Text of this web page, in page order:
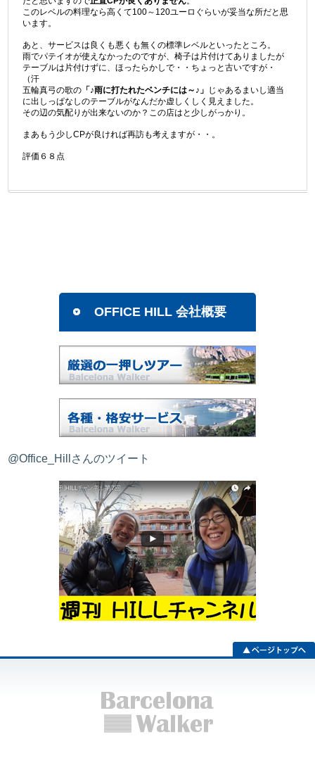
このレベルの料理なら高くて100～120ユーロぐらいが妥当な所だと思
います。
あと、サービスは良くも悪くも無くの標準レベルといったところ。
雨でパテイオが使えなかったのですが、椅子は片付けてありましたが
テーブルは片付けずに、ほったらかしで・・ちょっと古いですが・
（汗
五輪真弓の歌の 「♪雨に打たれたベンチには～♪」 じゃあるまいし適当
に出しっぱなしのテーブルがなんだか虚しくしく見えました。
その辺の気配りが出来ないのか？この店はと少しがっかり。
まあもう少しCPが良ければ再訪も考えますが・・。
評価６８点
OFFICE HILL 会社概要
@Office_Hillさんのツイート